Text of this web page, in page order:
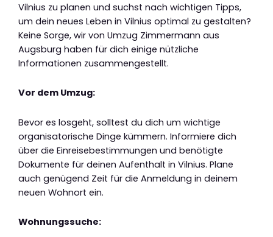
Vilnius zu planen und suchst nach wichtigen Tipps,
um dein neues Leben in Vilnius optimal zu gestalten?
Keine Sorge, wir von Umzug Zimmermann aus
Augsburg haben für dich einige nützliche
Informationen zusammengestellt.
Vor dem Umzug:
Bevor es losgeht, solltest du dich um wichtige
organisatorische Dinge kümmern. Informiere dich
über die Einreisebestimmungen und benötigte
Dokumente für deinen Aufenthalt in Vilnius. Plane
auch genügend Zeit für die Anmeldung in deinem
neuen Wohnort ein.
Wohnungssuche: